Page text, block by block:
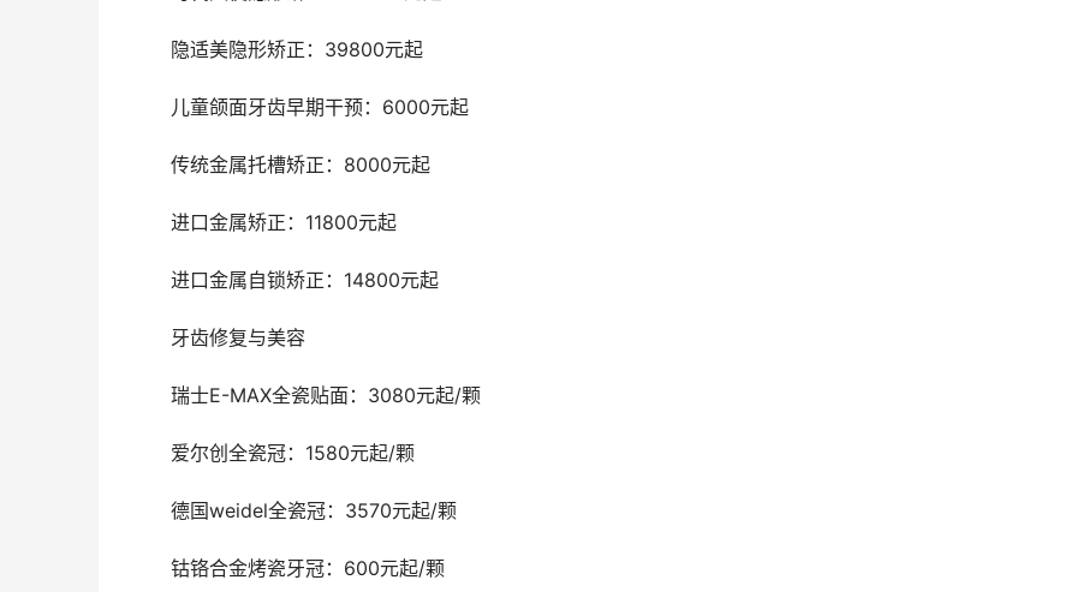
	隐适美隐形矫正：39800元起
	儿童颌面牙齿早期干预：6000元起
	传统金属托槽矫正：8000元起
	进口金属矫正：11800元起
	进口金属自锁矫正：14800元起
	牙齿修复与美容
	瑞士E-MAX全瓷贴面：3080元起/颗
	爱尔创全瓷冠：1580元起/颗
	德国weidel全瓷冠：3570元起/颗
	钴铬合金烤瓷牙冠：600元起/颗